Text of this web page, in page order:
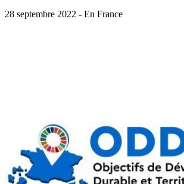
28 septembre 2022 - En France